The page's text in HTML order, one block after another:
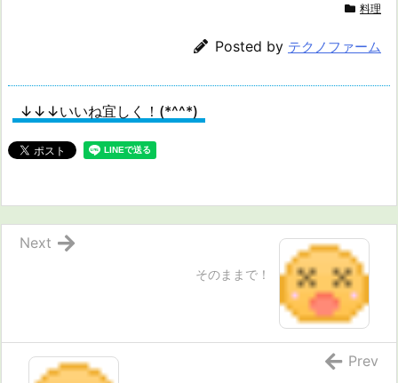
料理
Posted by テクノファーム
↓↓↓いいね宜しく！(*^^*)
そのままで！
Next
Prev